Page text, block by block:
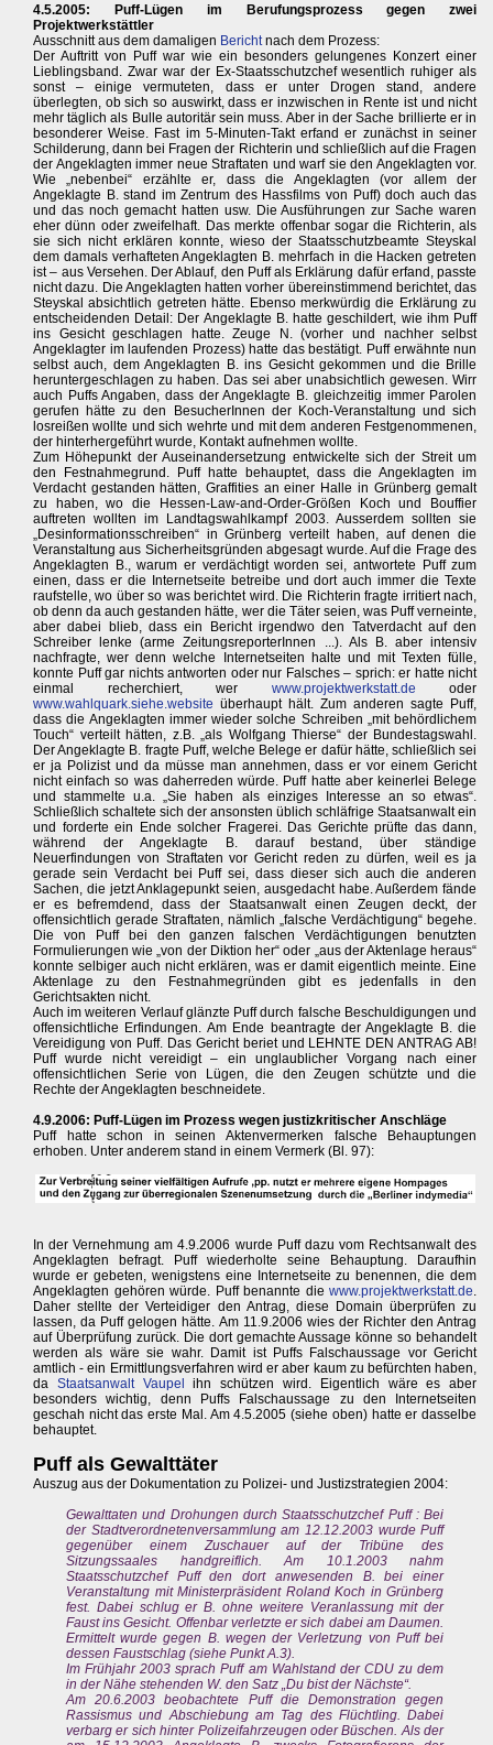
4.5.2005: Puff-Lügen im Berufungsprozess gegen zwei
Projektwerkstättler
Ausschnitt aus dem damaligen Berichtnach dem Prozess:
Der Auftritt von Puff war wie ein besonders gelungenes Konzert einer
Lieblingsband. Zwar war der Ex-Staatsschutzchef wesentlich ruhiger als
sonst – einige vermuteten, dass er unter Drogen stand, andere
überlegten, ob sich so auswirkt, dass er inzwischen in Rente ist und nicht
mehr täglich als Bulle autoritär sein muss. Aber in der Sache brillierte er in
besonderer Weise. Fast im 5-Minuten-Takt erfand er zunächst in seiner
Schilderung, dann bei Fragen der Richterin und schließlich auf die Fragen
der Angeklagten immer neue Straftaten und warf sie den Angeklagten vor.
Wie „nebenbei“ erzählte er, dass die Angeklagten (vor allem der
Angeklagte B. stand im Zentrum des Hassfilms von Puff) doch auch das
und das noch gemacht hatten usw. Die Ausführungen zur Sache waren
eher dünn oder zweifelhaft. Das merkte offenbar sogar die Richterin, als
sie sich nicht erklären konnte, wieso der Staatsschutzbeamte Steyskal
dem damals verhafteten Angeklagten B. mehrfach in die Hacken getreten
ist – aus Versehen. Der Ablauf, den Puff als Erklärung dafür erfand, passte
nicht dazu. Die Angeklagten hatten vorher übereinstimmend berichtet, das
Steyskal absichtlich getreten hätte. Ebenso merkwürdig die Erklärung zu
entscheidenden Detail: Der Angeklagte B. hatte geschildert, wie ihm Puff
ins Gesicht geschlagen hatte. Zeuge N. (vorher und nachher selbst
Angeklagter im laufenden Prozess) hatte das bestätigt. Puff erwähnte nun
selbst auch, dem Angeklagten B. ins Gesicht gekommen und die Brille
heruntergeschlagen zu haben. Das sei aber unabsichtlich gewesen. Wirr
auch Puffs Angaben, dass der Angeklagte B. gleichzeitig immer Parolen
gerufen hätte zu den BesucherInnen der Koch-Veranstaltung und sich
losreißen wollte und sich wehrte und mit dem anderen Festgenommenen,
der hinterhergeführt wurde, Kontakt aufnehmen wollte.
Zum Höhepunkt der Auseinandersetzung entwickelte sich der Streit um
den Festnahmegrund. Puff hatte behauptet, dass die Angeklagten im
Verdacht gestanden hätten, Graffities an einer Halle in Grünberg gemalt
zu haben, wo die Hessen-Law-and-Order-Größen Koch und Bouffier
auftreten wollten im Landtagswahlkampf 2003. Ausserdem sollten sie
„Desinformationsschreiben“ in Grünberg verteilt haben, auf denen die
Veranstaltung aus Sicherheitsgründen abgesagt wurde. Auf die Frage des
Angeklagten B., warum er verdächtigt worden sei, antwortete Puff zum
einen, dass er die Internetseite betreibe und dort auch immer die Texte
raufstelle, wo über so was berichtet wird. Die Richterin fragte irritiert nach,
ob denn da auch gestanden hätte, wer die Täter seien, was Puff verneinte,
aber dabei blieb, dass ein Bericht irgendwo den Tatverdacht auf den
Schreiber lenke (arme ZeitungsreporterInnen ...). Als B. aber intensiv
nachfragte, wer denn welche Internetseiten halte und mit Texten fülle,
konnte Puff gar nichts antworten oder nur Falsches – sprich: er hatte nicht
einmal recherchiert, wer www.projektwerkstatt.de oder
www.wahlquark.siehe.website überhaupt hält. Zum anderen sagte Puff,
dass die Angeklagten immer wieder solche Schreiben „mit behördlichem
Touch“ verteilt hätten, z.B. „als Wolfgang Thierse“ der Bundestagswahl.
Der Angeklagte B. fragte Puff, welche Belege er dafür hätte, schließlich sei
er ja Polizist und da müsse man annehmen, dass er vor einem Gericht
nicht einfach so was daherreden würde. Puff hatte aber keinerlei Belege
und stammelte u.a. „Sie haben als einziges Interesse an so etwas“.
Schließlich schaltete sich der ansonsten üblich schläfrige Staatsanwalt ein
und forderte ein Ende solcher Fragerei. Das Gerichte prüfte das dann,
während der Angeklagte B. darauf bestand, über ständige
Neuerfindungen von Straftaten vor Gericht reden zu dürfen, weil es ja
gerade sein Verdacht bei Puff sei, dass dieser sich auch die anderen
Sachen, die jetzt Anklagepunkt seien, ausgedacht habe. Außerdem fände
er es befremdend, dass der Staatsanwalt einen Zeugen deckt, der
offensichtlich gerade Straftaten, nämlich „falsche Verdächtigung“ begehe.
Die von Puff bei den ganzen falschen Verdächtigungen benutzten
Formulierungen wie „von der Diktion her“ oder „aus der Aktenlage heraus“
konnte selbiger auch nicht erklären, was er damit eigentlich meinte. Eine
Aktenlage zu den Festnahmegründen gibt es jedenfalls in den
Gerichtsakten nicht.
Auch im weiteren Verlauf glänzte Puff durch falsche Beschuldigungen und
offensichtliche Erfindungen. Am Ende beantragte der Angeklagte B. die
Vereidigung von Puff. Das Gericht beriet und LEHNTE DEN ANTRAG AB!
Puff wurde nicht vereidigt – ein unglaublicher Vorgang nach einer
offensichtlichen Serie von Lügen, die den Zeugen schützte und die
Rechte der Angeklagten beschneidete.
4.9.2006: Puff-Lügen im Prozess wegen justizkritischer Anschläge
Puff hatte schon in seinen Aktenvermerken falsche Behauptungen
erhoben. Unter anderem stand in einem Vermerk (Bl. 97):
In der Vernehmung am 4.9.2006 wurde Puff dazu vom Rechtsanwalt des
Angeklagten befragt. Puff wiederholte seine Behauptung. Daraufhin
wurde er gebeten, wenigstens eine Internetseite zu benennen, die dem
Angeklagten gehören würde. Puff benannte diewww.projektwerkstatt.de.
Daher stellte der Verteidiger den Antrag, diese Domain überprüfen zu
lassen, da Puff gelogen hätte. Am 11.9.2006 wies der Richter den Antrag
auf Überprüfung zurück. Die dort gemachte Aussage könne so behandelt
werden als wäre sie wahr. Damit ist Puffs Falschaussage vor Gericht
amtlich - ein Ermittlungsverfahren wird er aber kaum zu befürchten haben,
da Staatsanwalt Vaupel ihn schützen wird. Eigentlich wäre es aber
besonders wichtig, denn Puffs Falschaussage zu den Internetseiten
geschah nicht das erste Mal. Am 4.5.2005 (siehe oben) hatte er dasselbe
behauptet.
Puff als Gewalttäter
Auszug aus der Dokumentation zu Polizei- und Justizstrategien 2004:
Gewalttaten und Drohungen durch Staatsschutzchef Puff : Bei
der Stadtverordnetenversammlung am 12.12.2003 wurde Puff
gegenüber einem Zuschauer auf der Tribüne des
Sitzungssaales handgreiflich. Am 10.1.2003 nahm
Staatsschutzchef Puff den dort anwesenden B. bei einer
Veranstaltung mit Ministerpräsident Roland Koch in Grünberg
fest. Dabei schlug er B. ohne weitere Veranlassung mit der
Faust ins Gesicht. Offenbar verletzte er sich dabei am Daumen.
Ermittelt wurde gegen B. wegen der Verletzung von Puff bei
dessen Faustschlag (siehe Punkt A.3).
Im Frühjahr 2003 sprach Puff am Wahlstand der CDU zu dem
in der Nähe stehenden W. den Satz „Du bist der Nächste“.
Am 20.6.2003 beobachtete Puff die Demonstration gegen
Rassismus und Abschiebung am Tag des Flüchtling. Dabei
verbarg er sich hinter Polizeifahrzeugen oder Büschen. Als der